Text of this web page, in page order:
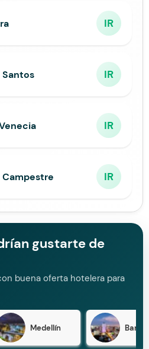
IR
IR
IR
IR
gustarte de
buena oferta hotelera para
Medellín